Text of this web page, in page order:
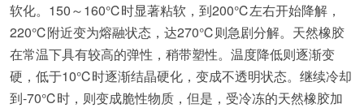
软化。150～160℃时显著粘软，到200℃左右开始降解，
220℃附近变为熔融状态，达270℃则急剧分解。天然橡胶
在常温下具有较高的弹性，稍带塑性。温度降低则逐渐变
硬，低于10℃时逐渐结晶硬化，变成不透明状态。继续冷却
到-70℃时，则变成脆性物质，但是，受冷冻的天然橡胶加